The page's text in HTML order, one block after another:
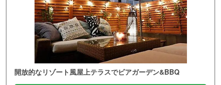
開放的なリゾート風屋上テラスでビアガーデン&BBQ